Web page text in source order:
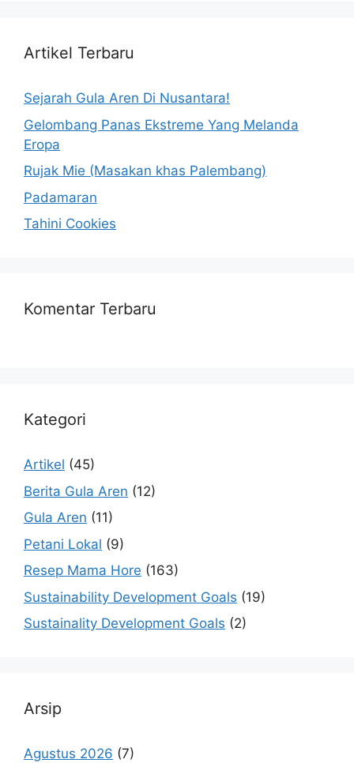
Artikel Terbaru
Sejarah Gula Aren Di Nusantara!
Gelombang Panas Ekstreme Yang Melanda
Eropa
Rujak Mie (Masakan khas Palembang)
Padamaran
Tahini Cookies
Komentar Terbaru
Kategori
Artikel (45)
Berita Gula Aren (12)
Gula Aren (11)
Petani Lokal (9)
Resep Mama Hore (163)
Sustainability Development Goals (19)
Sustainality Development Goals (2)
Arsip
Agustus 2026 (7)